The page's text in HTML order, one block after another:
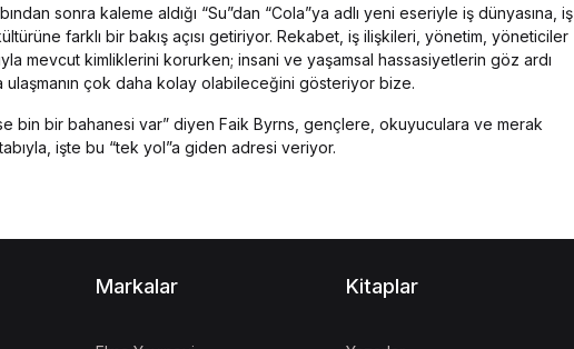
sonra kaleme aldığı “Su”dan “Cola”ya adlı yeni eseriyle iş dünyasına, iş
farklı bir bakış açısı getiriyor. Rekabet, iş ilişkileri, yönetim, yöneticiler
mevcut kimliklerini korurken; insani ve yaşamsal hassasiyetlerin göz ardı
ulaşmanın çok daha kolay olabileceğini gösteriyor bize.
ise bin bir bahanesi var” diyen Faik Byrns, gençlere, okuyuculara ve merak
işte bu “tek yol”a giden adresi veriyor.
Markalar Kitaplar